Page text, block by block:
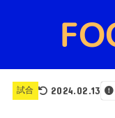
試合 2024.02.13